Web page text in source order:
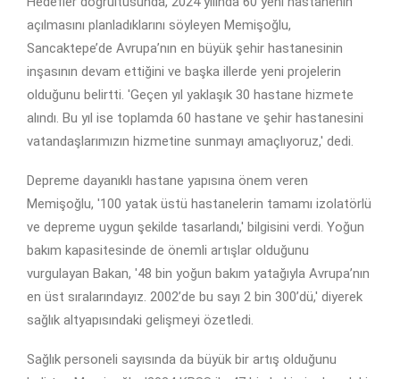
açılmasını planladıklarını söyleyen Memişoğlu,
Sancaktepe’de Avrupa’nın en büyük şehir hastanesinin
inşasının devam ettiğini ve başka illerde yeni projelerin
olduğunu belirtti. 'Geçen yıl yaklaşık 30 hastane hizmete
alındı. Bu yıl ise toplamda 60 hastane ve şehir hastanesini
vatandaşlarımızın hizmetine sunmayı amaçlıyoruz,' dedi.
Depreme dayanıklı hastane yapısına önem veren
Memişoğlu, '100 yatak üstü hastanelerin tamamı izolatörlü
ve depreme uygun şekilde tasarlandı,' bilgisini verdi. Yoğun
bakım kapasitesinde de önemli artışlar olduğunu
vurgulayan Bakan, '48 bin yoğun bakım yatağıyla Avrupa’nın
en üst sıralarındayız. 2002’de bu sayı 2 bin 300’dü,' diyerek
sağlık altyapısındaki gelişmeyi özetledi.
Sağlık personeli sayısında da büyük bir artış olduğunu